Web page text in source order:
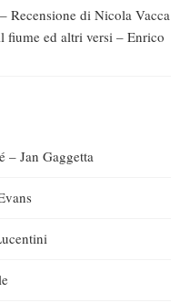
Recensione di Nicola Vacca
fiume ed altri versi – Enrico
– Jan Gaggetta